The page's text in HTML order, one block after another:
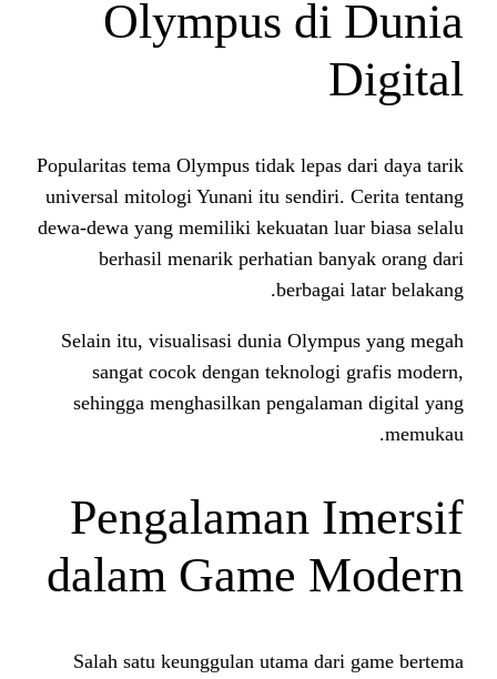
Olympus
Popularitas tema Olympus tidak
universal mitologi Yunani itu
dewa-dewa yang memiliki
berhasil menarik perhatian
Selain itu, visualisasi dunia
sangat cocok dengan
sehingga menghasilkan
Pengalaman
dalam Game
Salah satu keunggulan utama